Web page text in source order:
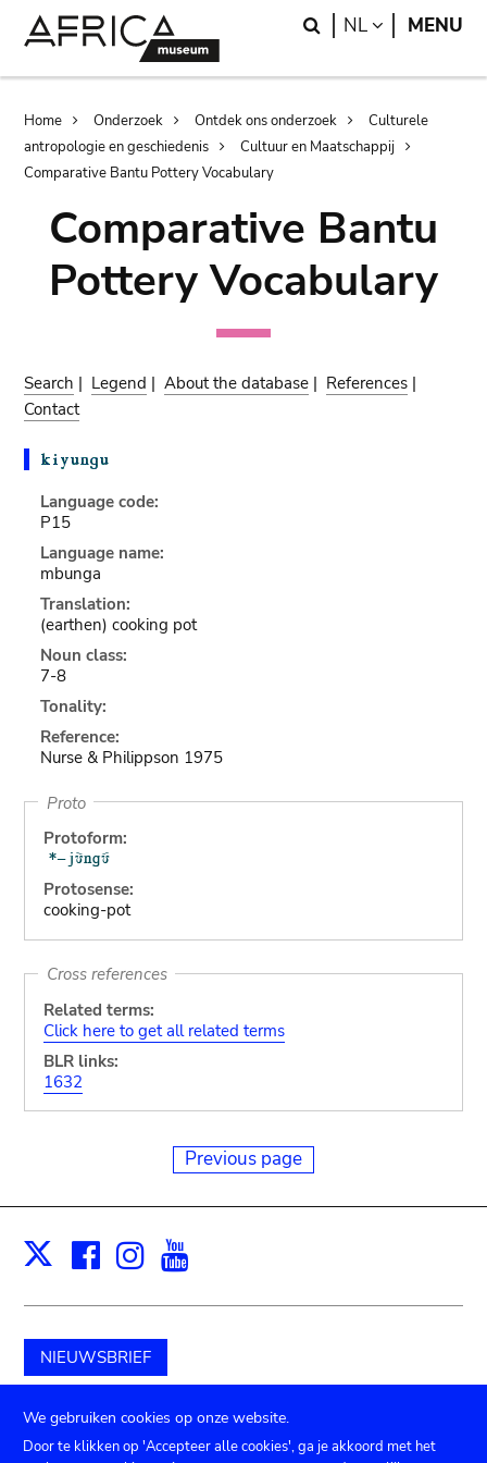
Search
NL LANGUAGE
MENU
Breadcrumb
Home Onderzoek Ontdek ons onderzoek
Culturele
antropologie en geschiedenis
Cultuur en Maatschappij
Comparative Bantu Pottery Vocabulary
Comparative Bantu
Pottery Vocabulary
Search | Legend |About the database | References |
Contact
Language code:
P15
Language name:
mbunga
Translation:
(earthen) cooking pot
Noun class:
7-8
Tonality:
Reference:
Nurse & Philippson 1975
Proto
Protoform:
Protosense:
cooking-pot
Cross references
Related terms:
Click here to get all related terms
BLR links:
1632
Previous page
X Facebook
Instagram
NIEUWSBRIEF
Schenk aan het museum
We gebruiken cookies op onze website.
Door te klikken op 'Accepteer alle cookies', ga je akkoord met het